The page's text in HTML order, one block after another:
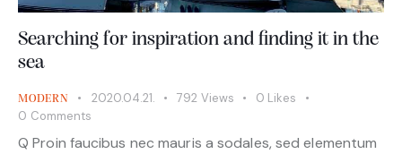
Searching for inspiration and finding it in the
sea
MODERN 2020.04.21. 792 Views 0 Likes
0 Comments
Q Proin faucibus nec mauris a sodales, sed elementum